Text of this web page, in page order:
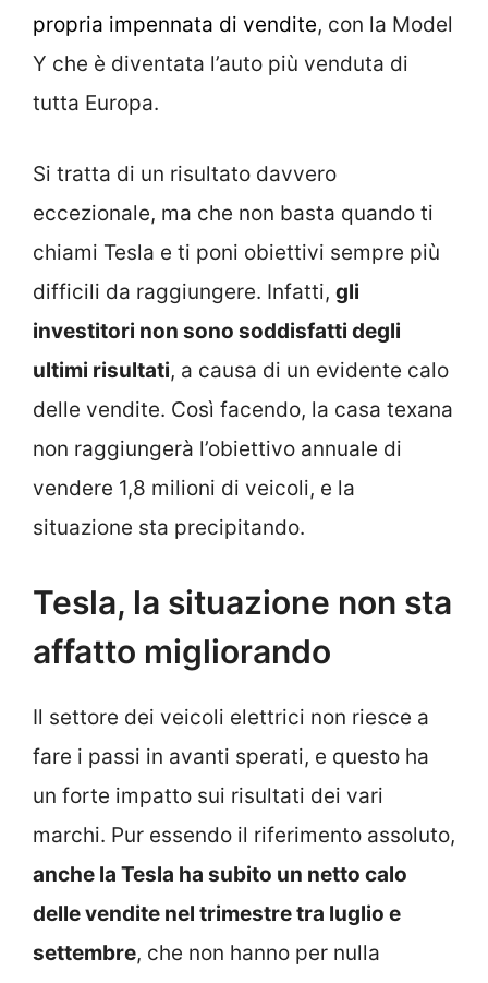
propria impennata di vendite, con la Model
Y che è diventata l’auto più venduta di
tutta Europa.
Si tratta di un risultato davvero
eccezionale, ma che non basta quando ti
chiami Tesla e ti poni obiettivi sempre più
difficili da raggiungere. Infatti, gli
investitori non sono soddisfatti degli
ultimi risultati, a causa di un evidente calo
delle vendite. Così facendo, la casa texana
non raggiungerà l’obiettivo annuale di
vendere 1,8 milioni di veicoli, e la
situazione sta precipitando.
Tesla, la situazione non sta
affatto migliorando
Il settore dei veicoli elettrici non riesce a
fare i passi in avanti sperati, e questo ha
un forte impatto sui risultati dei vari
marchi. Pur essendo il riferimento assoluto,
anche la Tesla ha subito un netto calo
delle vendite nel trimestre tra luglio e
settembre, che non hanno per nulla